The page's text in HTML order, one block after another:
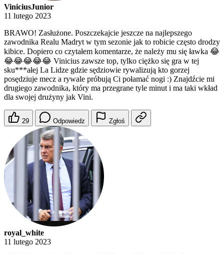
ViniciusJunior
11 lutego 2023
BRAWO! Zasłużone. Poszczekajcie jeszcze na najlepszego
zawodnika Realu Madryt w tym sezonie jak to robicie często drodzy
kibice. Dopiero co czytałem komentarze, że należy mu się ławka 😂
😂😂😂😂😂 Vinicius zawsze top, tylko ciężko się gra w tej
sku***ałej La Lidze gdzie sędziowie rywalizują kto gorzej
posędziuje mecz a rywale próbują Ci połamać nogi :) Znajdźcie mi
drugiego zawodnika, który ma przegrane tyle minut i ma taki wkład
dla swojej drużyny jak Vini.
29 Odpowiedz Zgłoś
royal_white
11 lutego 2023